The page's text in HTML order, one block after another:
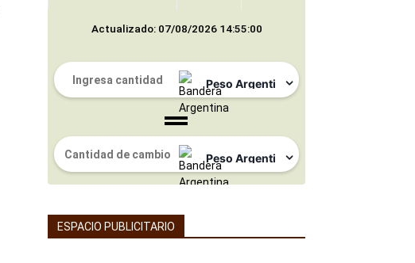
Actualizado: 07/08/2026 14:55:00
ESPACIO PUBLICITARIO